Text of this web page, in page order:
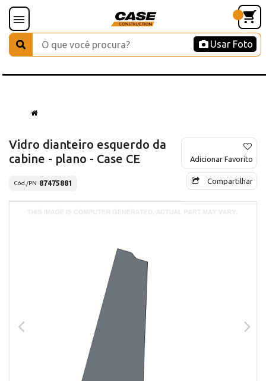
Usar Foto
Vidro dianteiro esquerdo da
cabine - plano - Case CE
Cód./PN 87475881
Adicionar Favorito
Compartilhar